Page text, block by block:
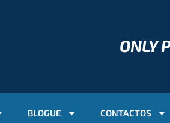
ONLY
BLOGUE CONTACTOS